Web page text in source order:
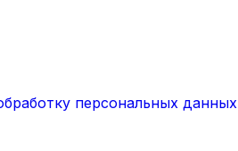
персональных данных